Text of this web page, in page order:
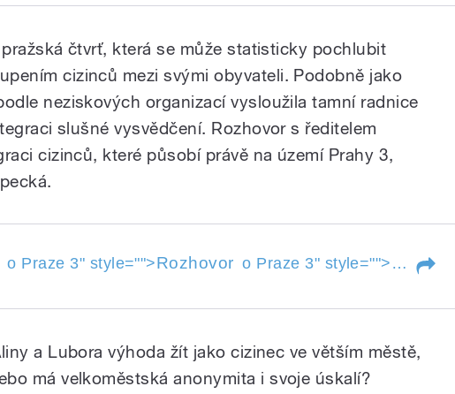
čtvrť, která se může statisticky pochlubit
cizinců mezi svými obyvateli. Podobně jako
neziskových organizací vysloužila tamní radnice
slušné vysvědčení. Rozhovor s ředitelem
cizinců, které působí právě na území Prahy 3,
3
o Praze 3" style="">Rozhovor o Praze 3" style=""> Rozhovor
a Lubora výhoda žít jako cizinec ve větším městě,
má velkoměstská anonymita i svoje úskalí?